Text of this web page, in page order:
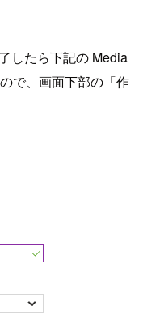
したら下記の Media
で、画面下部の「作